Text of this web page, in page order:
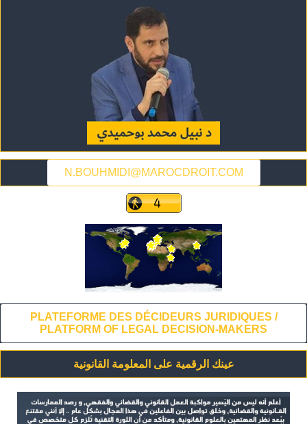
N.BOUHMIDI@MAROCDROIT.COM
PLATEFORME DES DÉCIDEURS JURIDIQUES /
PLATFORM OF LEGAL DECISION-MAKERS
عينك الرقمية على المعلومة القانونية